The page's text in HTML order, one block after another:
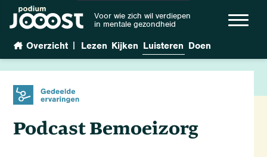
Voor wie zich wil verdiepen
in mentale gezondheid
Overzicht | Lezen Kijken Luisteren Doen
Podcast Bemoeizorg